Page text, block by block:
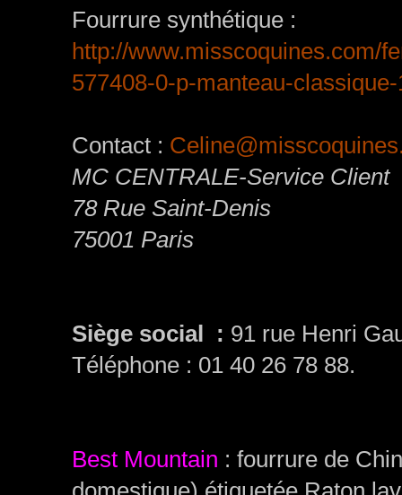
Fourrure synthétique :
http://www.misscoquines.com/
577408-0-p-manteau-
Contact :
MC CENTRALE-Service Client
78 Rue Saint-Denis
75001 Paris
Siège social : 91 rue Henri
Téléphone : 01 40 26 78 88.
Best Mountain : fourrure de